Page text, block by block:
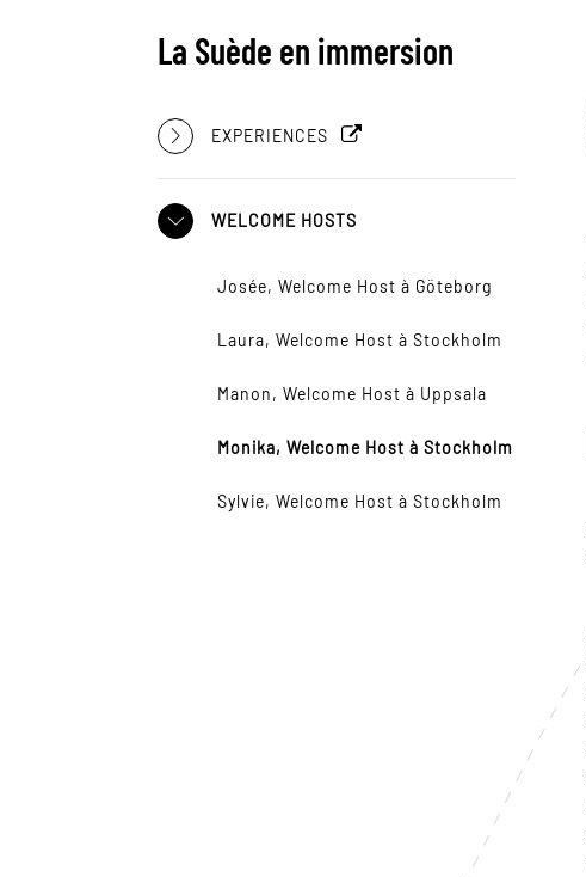
La Suède en immersion
EXPERIENCES
WELCOME HOSTS
Josée, Welcome Host à Göteborg
Laura, Welcome Host à Stockholm
Manon, Welcome Host à Uppsala
Monika, Welcome Host à Stockholm
Sylvie, Welcome Host à Stockholm